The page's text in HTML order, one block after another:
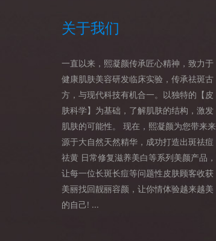
关于我们
一直以来，熙凝颜传承匠心精神，致力于
健康肌肤美容研发临床实验，传承祛斑古
方，与现代科技有机合一。以独特的【皮
肤科学】为基础，了解肌肤的结构，激发
肌肤的可能性。 现在，熙凝颜为您带来来
源于大自然天然精华，成功打造出斑祛痘
祛黄 日常修复滋养美白等系列美颜产品，
让每一位长斑长痘等问题性皮肤顾客收获
美丽找回靓丽容颜，让你情体验越来越美
的自己! ...